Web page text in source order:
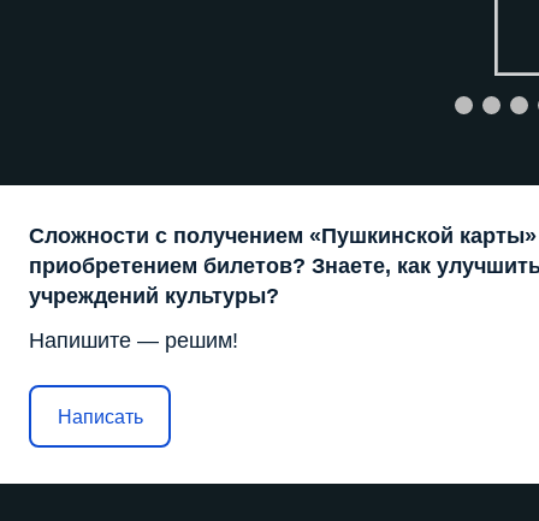
Сложности с получением «Пушкинской
приобретением билетов? Знаете, как
учреждений культуры?
Напишите — решим!
Написать